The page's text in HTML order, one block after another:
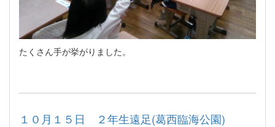
たくさん手が挙がりました。
１０月１５日 ２年生遠足(葛西臨海公園)